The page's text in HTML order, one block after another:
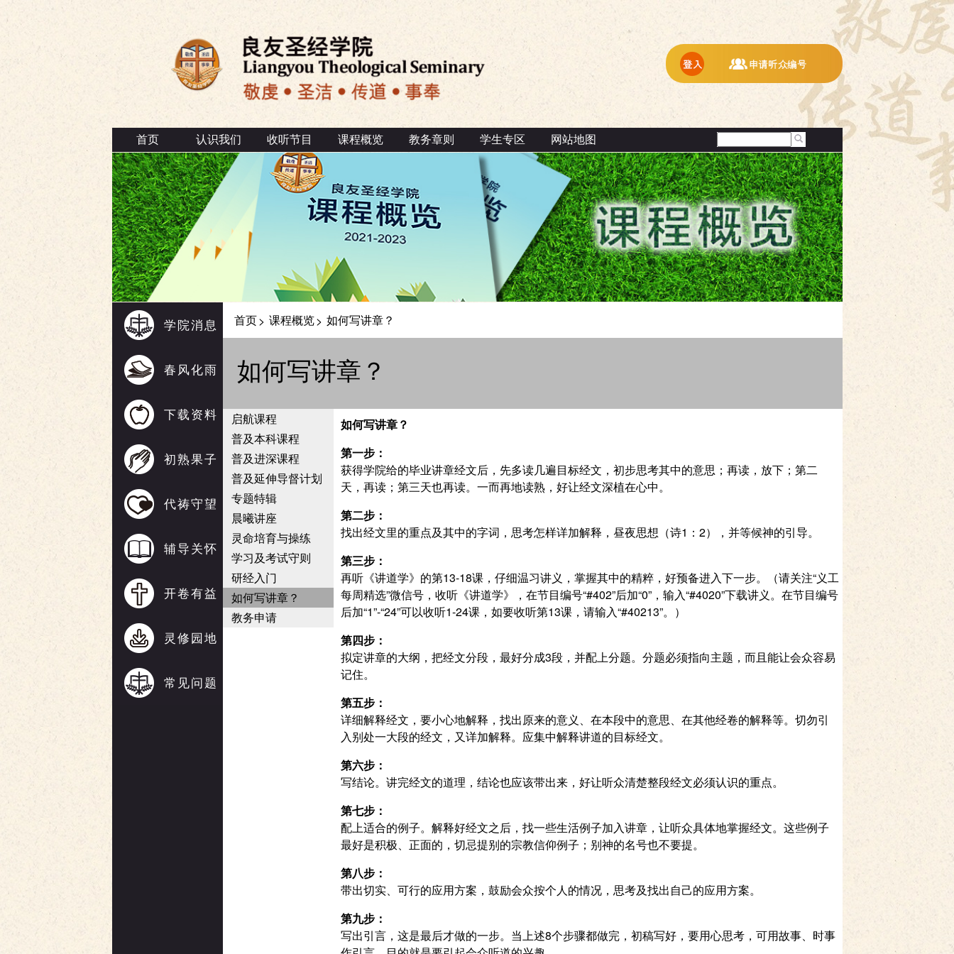
首页 认识我们 收听节目 课程概览 教务章则 学生专区 网站地图
学院消息
春风化雨
下载资料
初熟果子
代祷守望
辅导关怀
开卷有益
灵修园地
常见问题
首页> 课程概览> 如何写讲章？
如何写讲章？
启航课程
普及本科课程
普及进深课程
普及延伸导督计划
专题特辑
晨曦讲座
灵命培育与操练
学习及考试守则
研经入门
如何写讲章？
教务申请
如何写讲章？
第一步：
获得学院给的毕业讲章经文后，先多读几遍目标经文，初步思考其中的意思；再读，放下；第二
天，再读；第三天也再读。一而再地读熟，好让经文深植在心中。
第二步：
找出经文里的重点及其中的字词，思考怎样详加解释，昼夜思想（诗1：2），并等候神的引导。
第三步：
再听《讲道学》的第13-18课，仔细温习讲义，掌握其中的精粹，好预备进入下一步。（请关注“义工
每周精选”微信号，收听《讲道学》，在节目编号“#402”后加“0”，输入“#4020”下载讲义。在节目编号
后加“1”-“24”可以收听1-24课，如要收听第13课，请输入“#40213”。）
第四步：
拟定讲章的大纲，把经文分段，最好分成3段，并配上分题。分题必须指向主题，而且能让会众容易
记住。
第五步：
详细解释经文，要小心地解释，找出原来的意义、在本段中的意思、在其他经卷的解释等。切勿引
入别处一大段的经文，又详加解释。应集中解释讲道的目标经文。
第六步：
写结论。讲完经文的道理，结论也应该带出来，好让听众清楚整段经文必须认识的重点。
第七步：
配上适合的例子。解释好经文之后，找一些生活例子加入讲章，让听众具体地掌握经文。这些例子
最好是积极、正面的，切忌提别的宗教信仰例子；别神的名号也不要提。
第八步：
带出切实、可行的应用方案，鼓励会众按个人的情况，思考及找出自己的应用方案。
第九步：
写出引言，这是最后才做的一步。当上述8个步骤都做完，初稿写好，要用心思考，可用故事、时事